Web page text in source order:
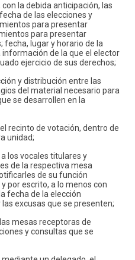
la debida anticipación, las
de las elecciones y
para presentar
para presentar
fecha, lugar y horario de la
información de la que el elector
ejercicio de sus derechos;
y distribución entre las
del material necesario para
se desarrollen en la
recinto de votación, dentro de
unidad;
los vocales titulares y
de la respectiva mesa
de su función
por escrito, a lo menos con
fecha de la elección
excusas que se presenten;
mesas receptoras de
y consultas que se